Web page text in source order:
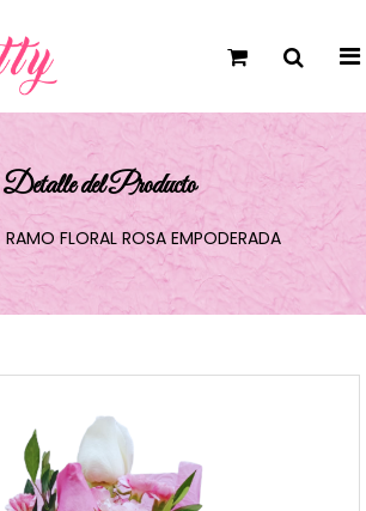
Detalle del Producto
RAMO FLORAL ROSA EMPODERADA